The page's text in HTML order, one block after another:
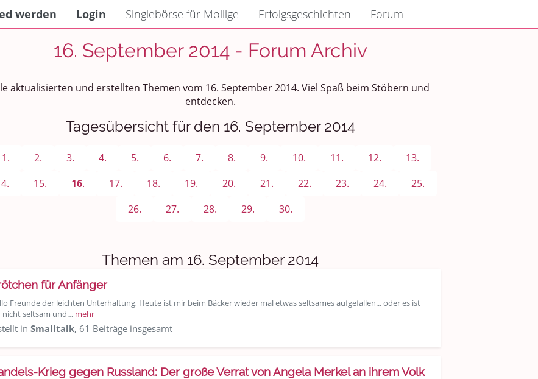
werden Login Singlebörse für Mollige Erfolgsgeschichten Forum
16. September 2014 - Forum Archiv
aktualisierten und erstellten Themen vom 16. September 2014. Viel Spaß beim Stöbern und
entdecken.
Tagesübersicht für den 16. September 2014
1. 2. 3. 4. 5. 6. 7. 8. 9. 10. 11. 12.
13.
15. 16. 17. 18. 19. 20. 21. 22. 23. 24.
25.
26.
27. 28. 29. 30.
Themen am 16. September 2014
für Anfänger
Freunde der leichten Unterhaltung, Heute ist mir beim Bäcker wieder mal etwas seltsames aufgefallen... oder es ist
nicht seltsam und… mehr
in Smalltalk, 61 Beiträge insgesamt
Krieg gegen Russland: Der große Verrat von Angela Merkel an ihrem Volk